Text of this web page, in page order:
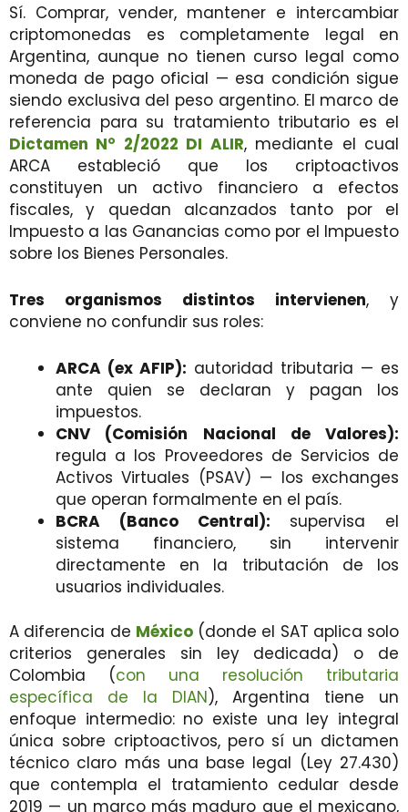
Sí. Comprar, vender, mantener e intercambiar
criptomonedas es completamente legal en
Argentina, aunque no tienen curso legal como
moneda de pago oficial — esa condición sigue
siendo exclusiva del peso argentino. El marco de
referencia para su tratamiento tributario es el
Dictamen N° 2/2022 DI ALIR, mediante el cual
ARCA estableció que los criptoactivos
constituyen un activo financiero a efectos
fiscales, y quedan alcanzados tanto por el
Impuesto a las Ganancias como por el Impuesto
sobre los Bienes Personales.
Tres organismos distintos intervienen, y
conviene no confundir sus roles:
ARCA (ex AFIP): autoridad tributaria — es
ante quien se declaran y pagan los
impuestos.
CNV (Comisión Nacional de Valores):
regula a los Proveedores de Servicios de
Activos Virtuales (PSAV) — los exchanges
que operan formalmente en el país.
BCRA (Banco Central): supervisa el
sistema financiero, sin intervenir
directamente en la tributación de los
usuarios individuales.
A diferencia de México(donde el SAT aplica solo
criterios generales sin ley dedicada) o de
Colombia (con una resolución tributaria
específica de la DIAN), Argentina tiene un
enfoque intermedio: no existe una ley integral
única sobre criptoactivos, pero sí un dictamen
técnico claro más una base legal (Ley 27.430)
que contempla el tratamiento cedular desde
2019 — un marco más maduro que el mexicano,